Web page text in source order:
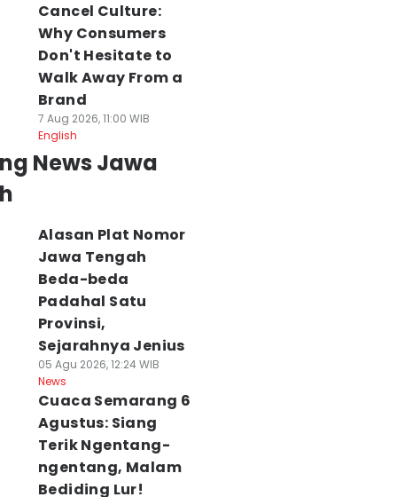
Cancel Culture:
Why Consumers
Don't Hesitate to
Walk Away From a
Brand
7 Aug 2026, 11:00 WIB
English
News Jawa
Alasan Plat Nomor
Jawa Tengah
Beda-beda
Padahal Satu
Provinsi,
Sejarahnya Jenius
05 Agu 2026, 12:24 WIB
News
Cuaca Semarang 6
Agustus: Siang
Terik Ngentang-
ngentang, Malam
Bediding Lur!